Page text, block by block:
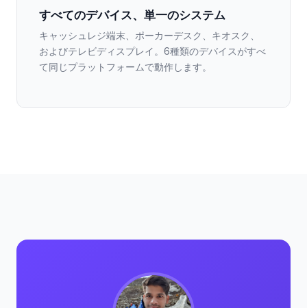
すべてのデバイス、単一のシステム
キャッシュレジ端末、ポーカーデスク、キオスク、
およびテレビディスプレイ。6種類のデバイスがすべ
て同じプラットフォームで動作します。